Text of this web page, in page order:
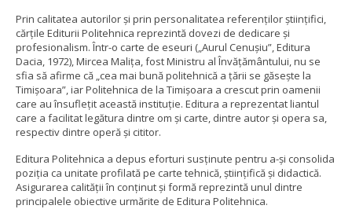
Prin calitatea autorilor și prin personalitatea referenților științifici,
cărțile Editurii Politehnica reprezintă dovezi de dedicare și
profesionalism. Într-o carte de eseuri („Aurul Cenușiu”, Editura
Dacia, 1972), Mircea Malița, fost Ministru al Învățământului, nu se
sfia să afirme că „cea mai bună politehnică a țării se găsește la
Timișoara”, iar Politehnica de la Timișoara a crescut prin oamenii
care au însuflețit această instituție. Editura a reprezentat liantul
care a facilitat legătura dintre om și carte, dintre autor și opera sa,
respectiv dintre operă și cititor.
Editura Politehnica a depus eforturi susținute pentru a-și consolida
poziția ca unitate profilată pe carte tehnică, științifică și didactică.
Asigurarea calității în conținut și formă reprezintă unul dintre
principalele obiective urmărite de Editura Politehnica.